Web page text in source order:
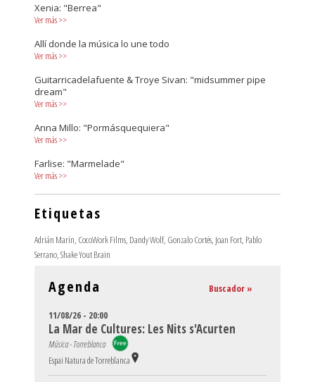
Xenia: "Berrea"
Ver más>>
Allí donde la música lo une todo
Ver más>>
Guitarricadelafuente & Troye Sivan: "midsummer pipe
dream"
Ver más>>
Anna Millo: "Pormásquequiera"
Ver más>>
Farlise: "Marmelade"
Ver más>>
Etiquetas
Adrián Marín, CocoWork Films, Dandy Wolf, Gonzalo Cortés, Joan Fort, Pablo
Serrano,Shake Yout Brain
Agenda Buscador »
11/08/26 - 20:00
La Mar de Cultures: Les Nits s'Acurten
Música - Torreblanca
Espai Natura de Torreblanca